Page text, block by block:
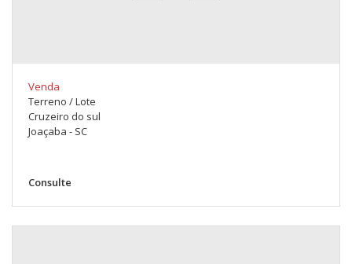
Venda
Terreno / Lote
Cruzeiro do sul
Joaçaba - SC
Consulte